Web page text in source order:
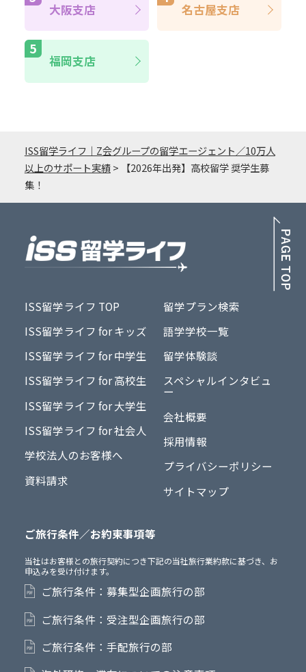
大阪支店 名古屋支店
福岡支店
ISS留学ライフ｜Z会グループの留学エージェント／10万人
以上のサポート実績>
【2026年出発】高校留学 奨学生募
集！
ISS留学ライフ TOP
ISS留学ライフ for キッズ
ISS留学ライフ for 中学生
ISS留学ライフ for 高校生
ISS留学ライフ for 大学生
ISS留学ライフ for 社会人
学校法人のお客様へ
資料請求
留学プラン検索
語学学校一覧
留学体験談
スペシャルインタビュ
ー
会社概要
採用情報
プライバシーポリシー
サイトマップ
ご旅行条件／お約束事項等
当社はお客様との旅行契約につき下記の当社旅行業約款に基づき、お
申込みを受け付けます。
ご旅行条件：募集型企画旅行の部
ご旅行条件：受注型企画旅行の部
ご旅行条件：手配旅行の部